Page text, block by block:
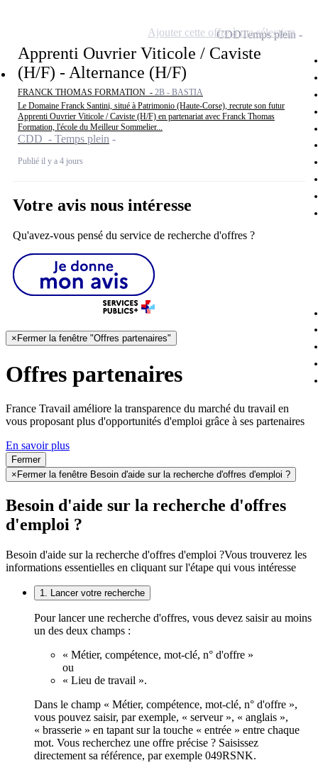
Apprenti Ouvrier Viticole / Caviste
(H/F) - Alternance (H/F)
FRANCK THOMAS FORMATION - 2B - BASTIA
Le Domaine Franck Santini, situé à Patrimonio (Haute-Corse), recrute son futur
Apprenti Ouvrier Viticole / Caviste (H/F) en partenariat avec Franck Thomas
Formation, l'école du Meilleur Sommelier...
CDD - Temps plein
Publié il y a 4 jours
CDDTemps plein
Ajouter cette offre à ma sélection
Votre avis nous intéresse
Qu'avez-vous pensé du service de recherche d'offres ?
× Fermer la fenêtre "Offres partenaires"
Offres partenaires
France Travail améliore la transparence du marché du travail en
vous proposant plus d'opportunités d'emploi grâce à ses partenaires
En savoir plus
Fermer
× Fermer la fenêtre Besoin d'aide sur la recherche d'offres d'emploi ?
Besoin d'aide sur la recherche d'offres
d'emploi ?
Besoin d'aide sur la recherche d'offres d'emploi ?Vous trouverez les
informations essentielles en cliquant sur l'étape qui vous intéresse
1. Lancer votre recherche
Pour lancer une recherche d'offres, vous devez saisir au moins
un des deux champs :
« Métier, compétence, mot-clé, n° d'offre »
ou
« Lieu de travail ».
Dans le champ « Métier, compétence, mot-clé, n° d'offre »,
vous pouvez saisir, par exemple, « serveur », « anglais »,
« brasserie » en tapant sur la touche « entrée » entre chaque
mot. Vous recherchez une offre précise ? Saisissez
directement sa référence, par exemple 049RSNK.